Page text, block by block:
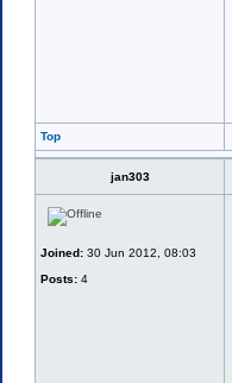
Top
jan303
Joined: 30 Jun 2012, 08:03
Posts: 4